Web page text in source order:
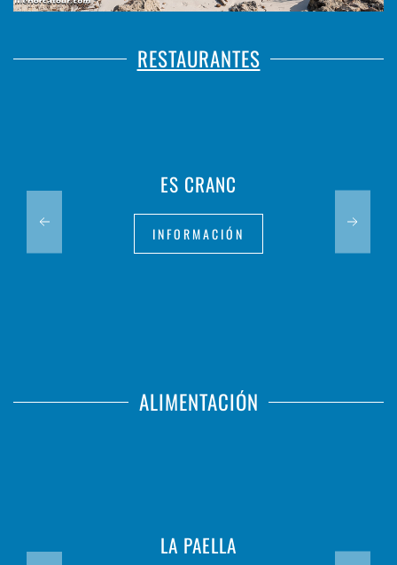
RESTAURANTES
ES CRANC
INFORMACIÓN
ALIMENTACIÓN
LA PAELLA